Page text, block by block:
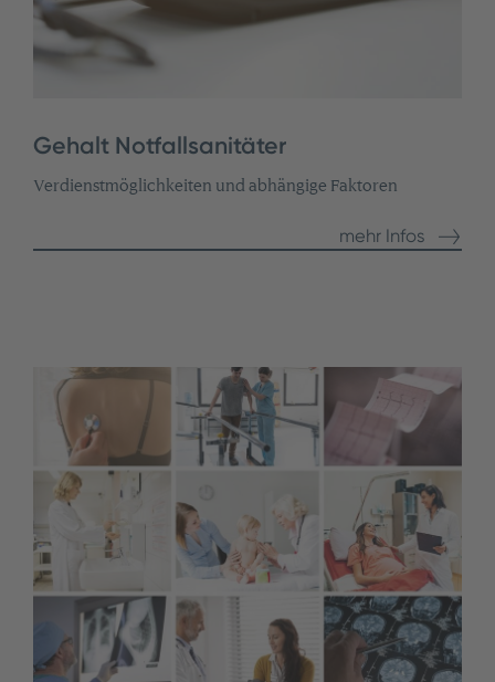
Gehalt Notfallsanitäter
Verdienstmöglichkeiten und abhängige Faktoren
mehr Infos